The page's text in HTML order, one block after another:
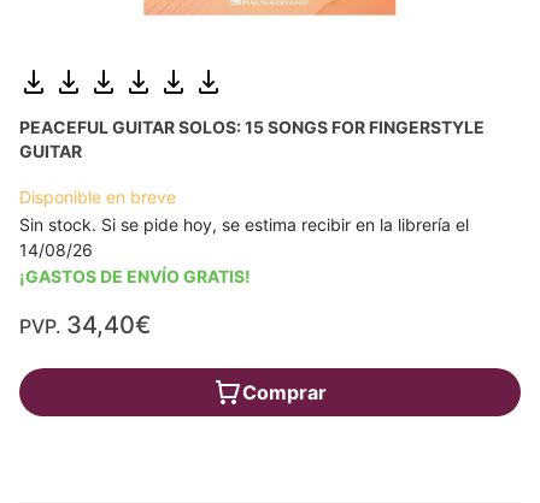
PEACEFUL GUITAR SOLOS: 15 SONGS FOR FINGERSTYLE
GUITAR
Disponible en breve
Sin stock. Si se pide hoy, se estima recibir en la librería el
14/08/26
¡GASTOS DE ENVÍO GRATIS!
PVP. 34,40€
Comprar